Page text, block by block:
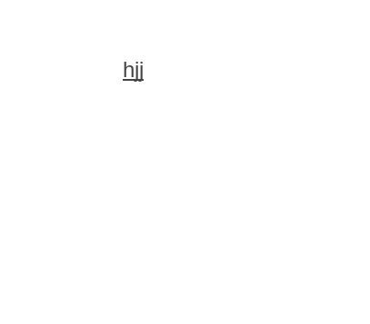
hjj